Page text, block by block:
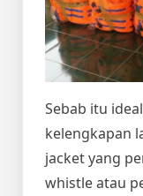
Sebab itu
kelengkapan
jacket yang
whistle atau